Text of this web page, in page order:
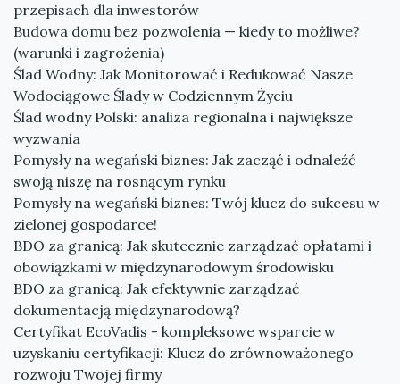
przepisach dla inwestorów
Budowa domu bez pozwolenia — kiedy to możliwe?
(warunki i zagrożenia)
Ślad Wodny: Jak Monitorować i Redukować Nasze
Wodociągowe Ślady w Codziennym Życiu
Ślad wodny Polski: analiza regionalna i największe
wyzwania
Pomysły na wegański biznes: Jak zacząć i odnaleźć
swoją niszę na rosnącym rynku
Pomysły na wegański biznes: Twój klucz do sukcesu w
zielonej gospodarce!
BDO za granicą: Jak skutecznie zarządzać opłatami i
obowiązkami w międzynarodowym środowisku
BDO za granicą: Jak efektywnie zarządzać
dokumentacją międzynarodową?
Certyfikat EcoVadis - kompleksowe wsparcie w
uzyskaniu certyfikacji: Klucz do zrównoważonego
rozwoju Twojej firmy